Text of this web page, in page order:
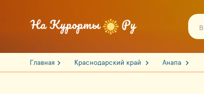
Главная Краснодарский край Анапа